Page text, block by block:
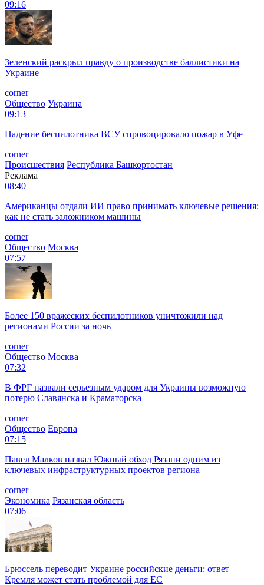
09:16
Зеленский раскрыл правду о производстве баллистики на
Украине
corner
Общество Украина
09:13
Падение беспилотника ВСУ спровоцировало пожар в Уфе
corner
Происшествия Республика Башкортостан
Реклама
08:40
Американцы отдали ИИ право принимать ключевые решения:
как не стать заложником машины
corner
Общество Москва
07:57
Более 150 вражеских беспилотников уничтожили над
регионами России за ночь
corner
Общество Москва
07:32
В ФРГ назвали серьезным ударом для Украины возможную
потерю Славянска и Краматорска
corner
Общество Европа
07:15
Павел Малков назвал Южный обход Рязани одним из
ключевых инфраструктурных проектов региона
corner
Экономика Рязанская область
07:06
Брюссель переводит Украине российские деньги: ответ
Кремля может стать проблемой для EC